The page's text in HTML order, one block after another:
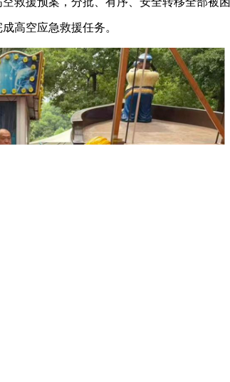
高空应急救援任务。